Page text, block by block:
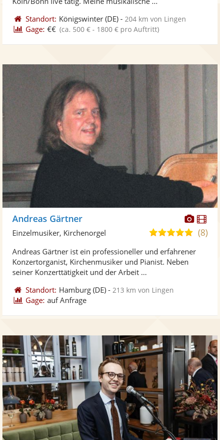
Standort: Königswinter (DE) - 204 km von Lingen
Gage: €€ (ca. 500 € - 1800 € pro Auftritt)
Fotos
Andreas Gärtner
5,0
5
(8)
Einzelmusiker, Kirchenorgel
Andreas Gärtner ist ein professioneller und erfahrener
Konzertorganist, Kirchenmusiker und Pianist. Neben
seiner Konzerttätigkeit und der Arbeit ...
Standort: Hamburg (DE) - 213 km von Lingen
Gage: auf Anfrage